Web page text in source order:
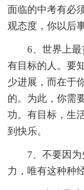
面临的中考有必
观态度，你以后
6、世界上
有目标的人。要
少进展，而在于
的。为此，你需
功。有目标，生
到快乐。
7、不要因
力，唯有这种种